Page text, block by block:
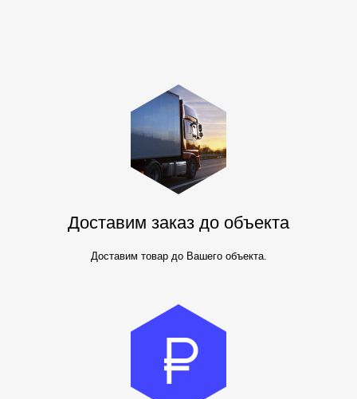
Доставим заказ до объекта
Доставим товар до Вашего объекта.